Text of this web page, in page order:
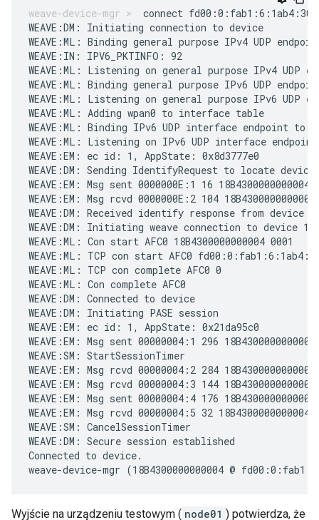
connect
WEAVE:DM: Initiating connection to device
WEAVE:ML: Binding general purpose IPv4 UDP
WEAVE:IN: IPV6_PKTINFO: 92
WEAVE:ML: Listening on general purpose IPv4 UDP
WEAVE:ML: Binding general purpose IPv6 UDP
WEAVE:ML: Listening on general purpose IPv6 UDP
WEAVE:ML: Adding wpan0 to interface table
WEAVE:ML: Binding IPv6 UDP interface endpoint
WEAVE:ML: Listening on IPv6 UDP interface endpoint
WEAVE:EM: ec id: 1, AppState: 0x8d3777e0
WEAVE:DM: Sending IdentifyRequest to locate device
WEAVE:EM: Msg sent 0000000E:1 16
WEAVE:EM: Msg rcvd 0000000E:2 104
WEAVE:DM: Received identify response from device
WEAVE:DM: Initiating weave connection to device
WEAVE:ML: Con start AFC0 18B4300000000004 0001
WEAVE:ML: TCP con start AFC0
WEAVE:ML: TCP con complete AFC0 0
WEAVE:ML: Con complete AFC0
WEAVE:DM: Connected to device
WEAVE:DM: Initiating PASE session
WEAVE:EM: ec id: 1, AppState: 0x21da95c0
WEAVE:EM: Msg sent 00000004:1 296
WEAVE:SM: StartSessionTimer
WEAVE:EM: Msg rcvd 00000004:2 284
WEAVE:EM: Msg rcvd 00000004:3 144
WEAVE:EM: Msg sent 00000004:4 176
WEAVE:EM: Msg rcvd 00000004:5 32 18B4300000000004
WEAVE:SM: CancelSessionTimer
WEAVE:DM: Secure session established
Connected to device.
Wyjście na urządzeniu testowym ( node01 ) potwierdza, że